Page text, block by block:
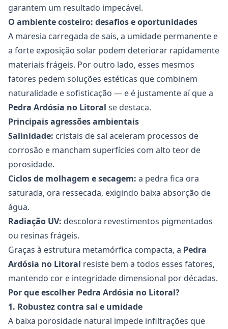
garantem um resultado impecável.
O ambiente costeiro: desafios e oportunidades
A maresia carregada de sais, a umidade permanente e
a forte exposição solar podem deteriorar rapidamente
materiais frágeis. Por outro lado, esses mesmos
fatores pedem soluções estéticas que combinem
naturalidade e sofisticação — e é justamente aí que a
Pedra Ardósia no Litoral se destaca.
Principais agressões ambientais
Salinidade: cristais de sal aceleram processos de
corrosão e mancham superfícies com alto teor de
porosidade.
Ciclos de molhagem e secagem: a pedra fica ora
saturada, ora ressecada, exigindo baixa absorção de
água.
Radiação UV: descolora revestimentos pigmentados
ou resinas frágeis.
Graças à estrutura metamórfica compacta, a Pedra
Ardósia no Litoral resiste bem a todos esses fatores,
mantendo cor e integridade dimensional por décadas.
Por que escolher Pedra Ardósia no Litoral?
1. Robustez contra sal e umidade
A baixa porosidade natural impede infiltrações que